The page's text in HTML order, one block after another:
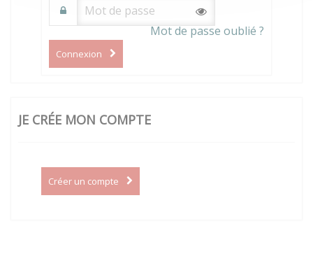
Mot de passe oublié ?
Connexion
JE CRÉE MON COMPTE
Créer un compte